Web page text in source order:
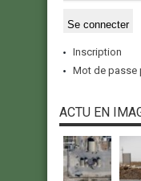
Inscription
Mot de passe
ACTU EN